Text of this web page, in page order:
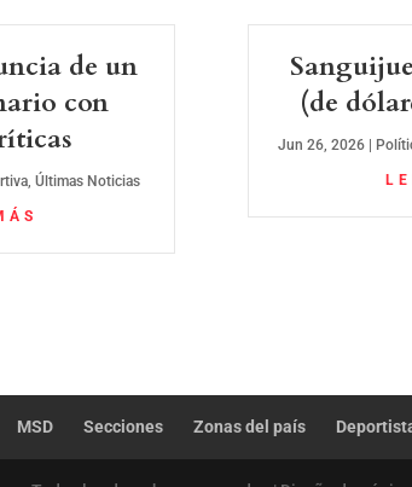
de un
con
,Últimas Noticias
(de
Jun 26, 2026
MSD Secciones Zonas del país